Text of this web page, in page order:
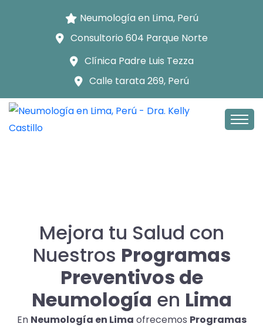
Neumología en Lima, Perú
Consultorio 604 Parque Norte
Clínica Padre Luis Tezza
Calle tarata 269, Perú
Mejora tu Salud con
Nuestros Programas
Preventivos de
Neumología en Lima
En Neumología en Lima ofrecemos Programas